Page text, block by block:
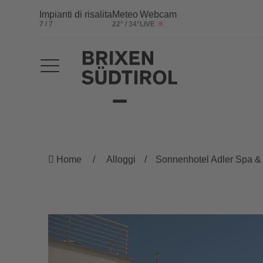
Impianti di risalita
7 / 7
Meteo
22° / 34°
Webcam
LIVE
Home Alloggi Sonnenhotel Adler Spa